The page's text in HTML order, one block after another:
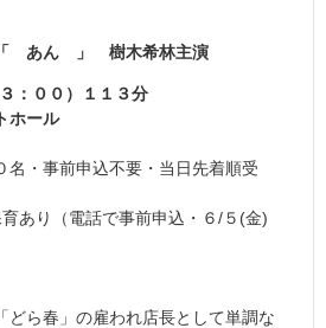
あん 」 樹木希林主演
：００）１１３分
ホール
名・事前申込不要・当日先着順受
あり（電話で事前申込・６/５(金)
どら春」の雇われ店長として単調な